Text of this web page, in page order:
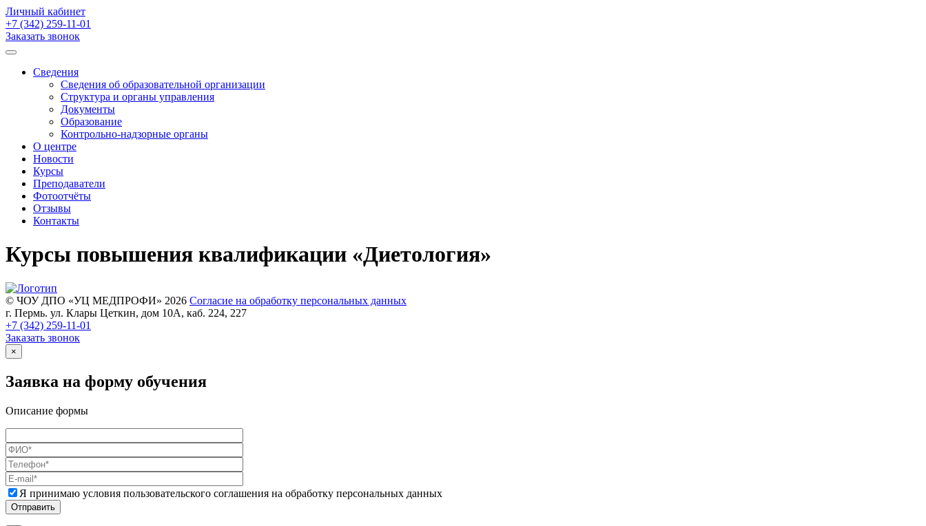
Личный кабинет
+7 (342) 259-11-01
Заказать звонок
Сведения
Сведения об образовательной организации
Структура и органы управления
Документы
Образование
Контрольно-надзорные органы
О центре
Новости
Курсы
Преподаватели
Фотоотчёты
Отзывы
Контакты
Курсы повышения квалификации «Диетология»
© ЧОУ ДПО «УЦ МЕДПРОФИ» 2026 Согласие на обработку персональных данных
г. Пермь. ул. Клары Цеткин, дом 10А, каб. 224, 227
+7 (342) 259-11-01
Заказать звонок
×
Заявка на форму обучения
Описание формы
Я принимаю условия пользовательского соглашения на обработку персональных данных